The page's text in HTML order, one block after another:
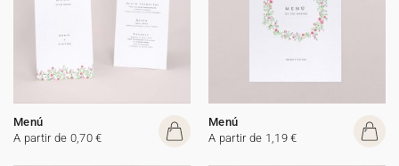
Menú
A partir de 0,70 €
Menú
A partir de 1,19 €